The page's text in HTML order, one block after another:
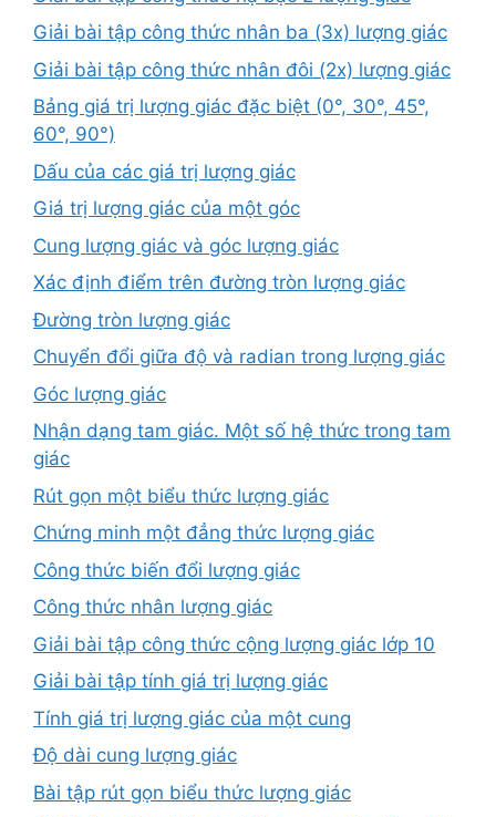
Giải bài tập công thức nhân ba (3x) lượng giác
Giải bài tập công thức nhân đôi (2x) lượng giác
Bảng giá trị lượng giác đặc biệt (0°, 30°, 45°,
60°, 90°)
Dấu của các giá trị lượng giác
Giá trị lượng giác của một góc
Cung lượng giác và góc lượng giác
Xác định điểm trên đường tròn lượng giác
Đường tròn lượng giác
Chuyển đổi giữa độ và radian trong lượng giác
Góc lượng giác
Nhận dạng tam giác. Một số hệ thức trong tam
giác
Rút gọn một biểu thức lượng giác
Chứng minh một đẳng thức lượng giác
Công thức biến đổi lượng giác
Công thức nhân lượng giác
Giải bài tập công thức cộng lượng giác lớp 10
Giải bài tập tính giá trị lượng giác
Tính giá trị lượng giác của một cung
Độ dài cung lượng giác
Bài tập rút gọn biểu thức lượng giác